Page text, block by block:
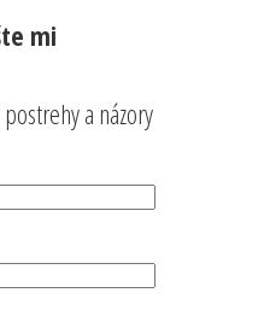
mi
a názory